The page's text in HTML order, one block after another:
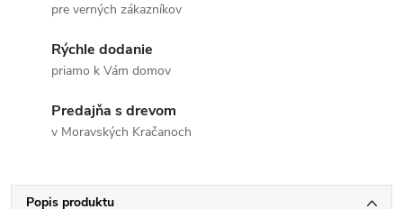
pre verných zákazníkov
Rýchle dodanie
priamo k Vám domov
Predajňa s drevom
v Moravských Kračanoch
Popis produktu